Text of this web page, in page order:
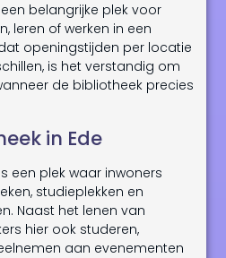
belangrijke plek voor
leren of werken in een
openingstijden per locatie
is het verstandig om
de bibliotheek precies
in Ede
is een plek waar inwoners
studieplekken en
Naast het lenen van
hier ook studeren,
aan evenementen